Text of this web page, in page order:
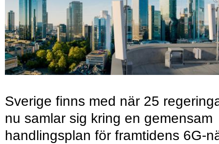
Sverige finns med när 25
nu samlar sig kring en gemensam
handlingsplan för framtidens 6G-